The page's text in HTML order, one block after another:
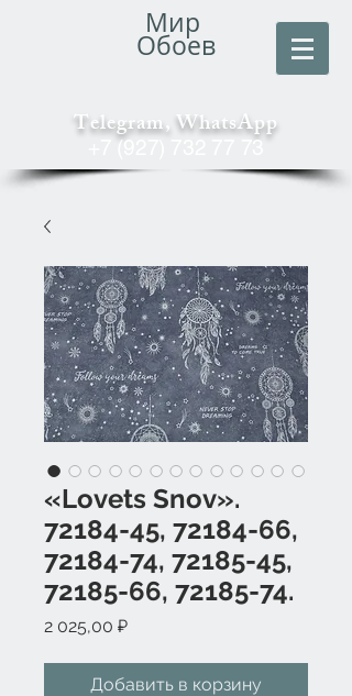
Мир
Обоев
Telegram, WhatsApp
+7 (927) 732 77 73
«Lovets Snov».
72184-45, 72184-66,
72184-74, 72185-45,
72185-66, 72185-74.
2 025,00 ₽Цена
Добавить в корзину